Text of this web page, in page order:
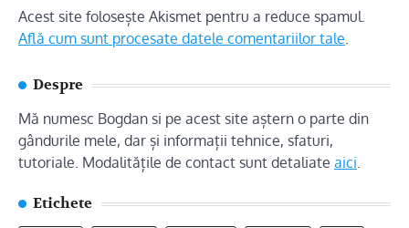
Acest site folosește Akismet pentru a reduce spamul.
Află cum sunt procesate datele comentariilor tale.
Despre
Mă numesc Bogdan si pe acest site aștern o parte din
gândurile mele, dar și informații tehnice, sfaturi,
tutoriale. Modalitățile de contact sunt detaliate aici.
Etichete